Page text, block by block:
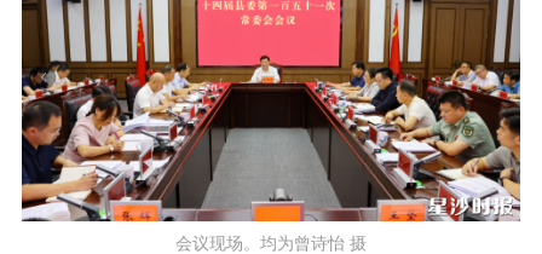
会议现场。均为曾诗怡 摄